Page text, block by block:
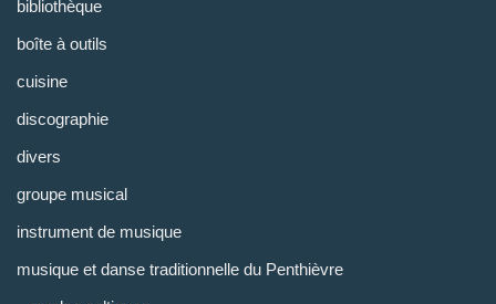
bibliothèque
boîte à outils
cuisine
discographie
divers
groupe musical
instrument de musique
musique et danse traditionnelle du Penthièvre